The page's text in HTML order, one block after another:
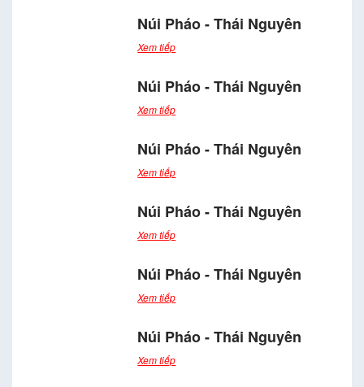
Núi Pháo - Thái Nguyên
Xem tiếp
Núi Pháo - Thái Nguyên
Xem tiếp
Núi Pháo - Thái Nguyên
Xem tiếp
Núi Pháo - Thái Nguyên
Xem tiếp
Núi Pháo - Thái Nguyên
Xem tiếp
Núi Pháo - Thái Nguyên
Xem tiếp